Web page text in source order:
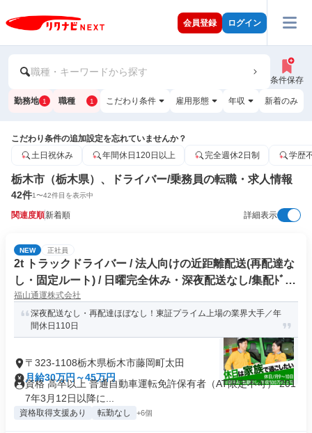
会員登録 ログイン
職種・キーワードから探す
条件保存
勤務地 1 職種 1 こだわり条件 雇用形態 年収 新着のみ
こだわり条件の追加設定を忘れていませんか？
土日祝休み
年間休日120日以上 完全週休2日制 学歴
栃木市（栃木県）、ドライバー/乗務員の転職・求人情報
42件1〜42件目を表示中
関連度順新着順 詳細表示
NEW 正社員
2t トラックドライバー / 法人向けの近距離配送(再配達な
し・固定ルート) / 日曜完全休み・深夜配送なし/集配ﾄﾞﾗｲ
ﾊﾞｰ2t(正社員)
福山通運株式会社
深夜配送なし・再配達ほぼなし！東証プライム上場の業界大手／年
間休日110日
〒323-1108栃木県栃木市藤岡町太田
月給30万円～45万円
資格 高卒以上 普通自動車運転免許保有者（AT限定不可） 201
7年3月12日以降に...
資格取得支援あり 転勤なし +6個